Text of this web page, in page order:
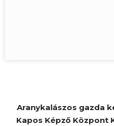
Aranykalászos gazda
Kapos Képző Központ